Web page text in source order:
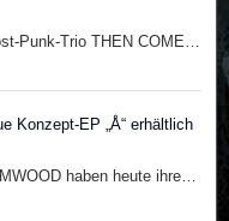
Punk-Trio THEN COMES
Day“ zurück, der
Album „Requiem
über Metropolis
Die Band verbindet
dunklen, treibenden
unerwarteten Euro-
liefert so eine kühne,
Konzept-EP „Å“ erhältlich
haben heute ihre
Lodge Records / Sound